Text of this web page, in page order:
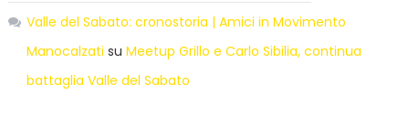
Valle del Sabato: cronostoria | Amici in Movimento
Manocalzati su Meetup Grillo e Carlo Sibilia, continua
battaglia Valle del Sabato